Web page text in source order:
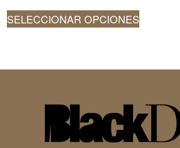
SELECCIONAR OPCIONES
Este
producto
opciones
se